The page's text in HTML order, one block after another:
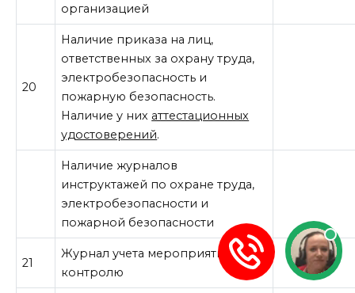
организацией
20
Наличие приказа на лиц,
ответственных за охрану труда,
электробезопасность и
пожарную безопасность.
Наличие у них аттестационных
удостоверений.
Наличие журналов
инструктажей по охране труда,
электробезопасности и
пожарной безопасности
21
Журнал учета мероприятий по
контролю